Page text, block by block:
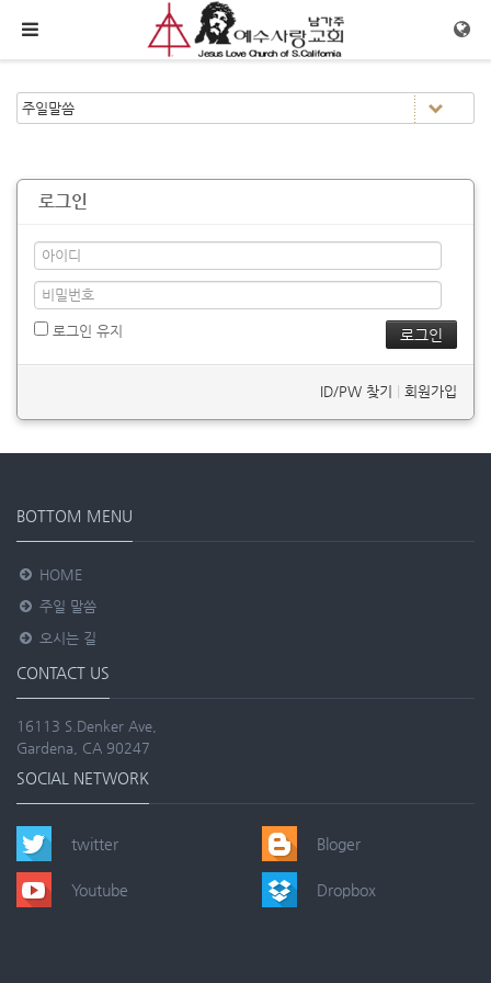
메뉴 건너뛰기
로그인
로그인 유지
ID/PW 찾기 회원가입
BOTTOM MENU
HOME
주일 말씀
오시는 길
CONTACT US
16113 S.Denker Ave,
Gardena, CA 90247
SOCIAL NETWORK
twitter
Youtube
Bloger
Dropbox